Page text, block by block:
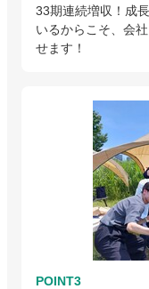
33期連続増収！成
いるからこそ、会
せます！
POINT3